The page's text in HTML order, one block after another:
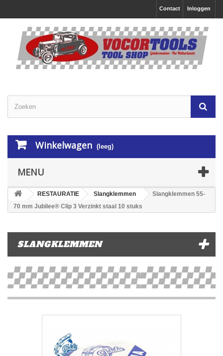
Inloggen
Contact
Winkelwagen (leeg)
MENU
RESTAURATIE Slangklemmen
Slangklemmen 55-
70 mm Jubilee® Clip 3 Verzinkt staal 10 stuks
SLANGKLEMMEN